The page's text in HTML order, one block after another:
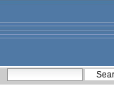
content.
navigation
Personal
tools